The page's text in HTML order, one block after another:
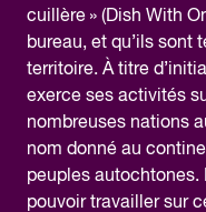
cuillère » (Dish With
bureau, et qu’ils sont
territoire. À titre
exerce ses activités
nombreuses nations
nom donné au
peuples
pouvoir travailler sur